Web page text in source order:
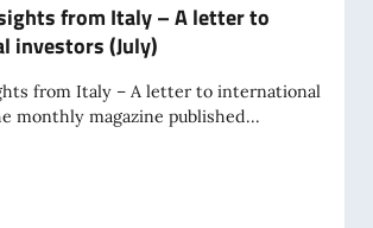
from Italy – A letter to
investors (July)
from Italy – A letter to international
monthly magazine published...
Insights from Italy – A letter to international